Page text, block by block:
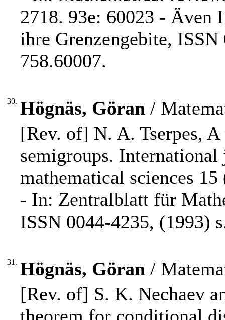
2718. 93e: 60023 -
ihre Grenzengebite,
758.60007.
30. Högnäs, Göran /
[Rev. of] N. A. Tserpes,
semigroups.
mathematical sciences
- In: Zentralblatt für
ISSN 0044-4235, (1993)
31. Högnäs, Göran /
[Rev. of] S. K. Nechaev